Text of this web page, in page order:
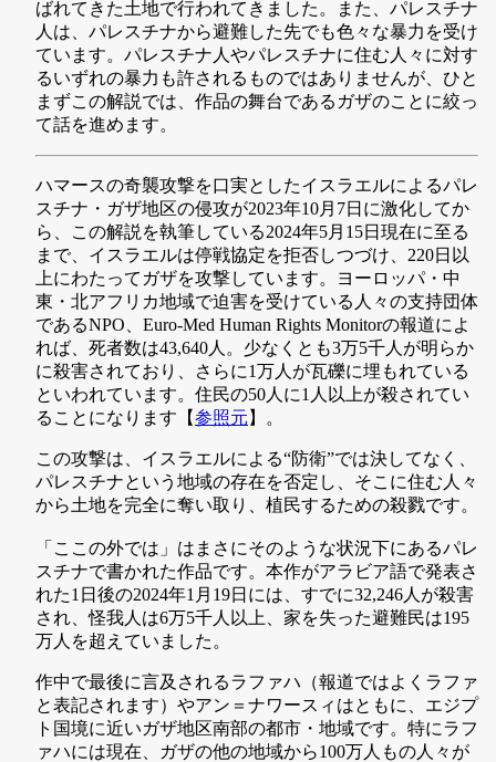
ばれてきた土地で行われてきました。また、パレスチナ
人は、パレスチナから避難した先でも色々な暴力を受け
ています。パレスチナ人やパレスチナに住む人々に対す
るいずれの暴力も許されるものではありませんが、ひと
まずこの解説では、作品の舞台であるガザのことに絞っ
て話を進めます。
ハマースの奇襲攻撃を口実としたイスラエルによるパレ
スチナ・ガザ地区の侵攻が2023年10月7日に激化してか
ら、この解説を執筆している2024年5月15日現在に至る
まで、イスラエルは停戦協定を拒否しつづけ、220日以
上にわたってガザを攻撃しています。ヨーロッパ・中
東・北アフリカ地域で迫害を受けている人々の支持団体
であるNPO、Euro-Med Human Rights Monitorの報道によ
れば、死者数は43,640人。少なくとも3万5千人が明らか
に殺害されており、さらに1万人が瓦礫に埋もれている
といわれています。住民の50人に1人以上が殺されてい
ることになります【参照元 】。
この攻撃は、イスラエルによる“防衛”では決してなく、
パレスチナという地域の存在を否定し、そこに住む人々
から土地を完全に奪い取り、植民するための殺戮です。
「ここの外では」はまさにそのような状況下にあるパレ
スチナで書かれた作品です。本作がアラビア語で発表さ
れた1日後の2024年1月19日には、すでに32,246人が殺害
され、怪我人は6万5千人以上、家を失った避難民は195
万人を超えていました。
作中で最後に言及されるラファハ（報道ではよくラファ
と表記されます）やアン＝ナワースィはともに、エジプ
ト国境に近いガザ地区南部の都市・地域です。特にラフ
ァハには現在、ガザの他の地域から100万人もの人々が